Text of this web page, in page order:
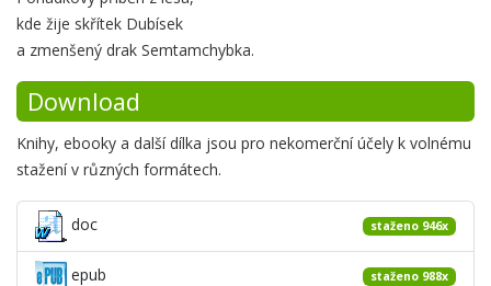
shrnutí
kde žije skřítek Dubísek
a zmenšený drak Semtamchybka.
Download
Knihy, ebooky a další dílka jsou pro nekomerční účely k volnému
stažení v různých formátech.
doc staženo 946x
epub staženo 988x